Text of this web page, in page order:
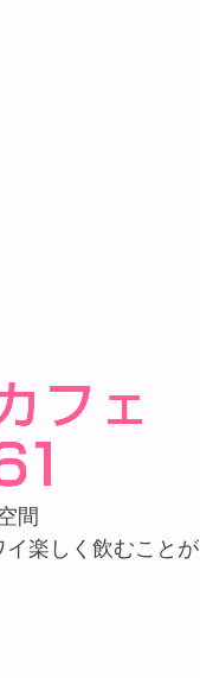
間
楽しく飲むことが